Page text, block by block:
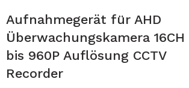
Aufnahmegerät für AHD
Überwachungskamera 16CH
bis 960P Auflösung CCTV
Recorder